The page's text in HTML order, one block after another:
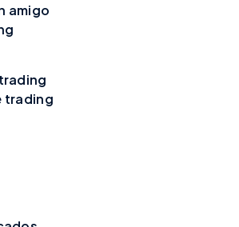
amigo
trading